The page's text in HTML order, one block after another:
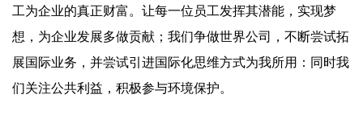
工为企业的真正财富。让每一位员工发挥其潜能，实现梦
想，为企业发展多做贡献；我们争做世界公司，不断尝试拓
展国际业务，并尝试引进国际化思维方式为我所用：同时我
们关注公共利益，积极参与环境保护。